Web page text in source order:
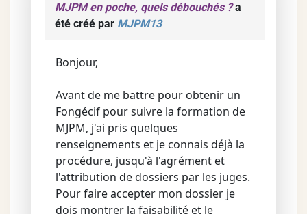
MJPM en poche, quels débouchés ?a
été créé par MJPM13
Bonjour,
Avant de me battre pour obtenir un
Fongécif pour suivre la formation de
MJPM, j'ai pris quelques
renseignements et je connais déjà la
procédure, jusqu'à l'agrément et
l'attribution de dossiers par les juges.
Pour faire accepter mon dossier je
dois montrer la faisabilité et le